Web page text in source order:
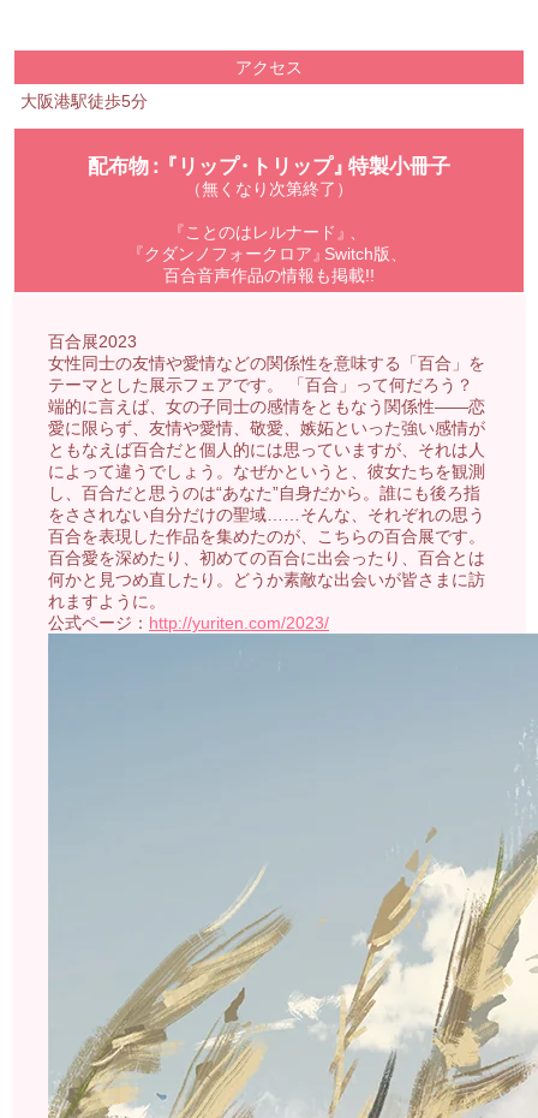
アクセス
大阪港駅徒歩5分
配布物：『 リップ・ トリップ』特製小冊子
（無くなり次第終了 ）
『ことのはレルナード 』
『クダンノフォークロア 』Switch版、
百合音声作品の情報も掲載!!
百合展2023
女性同士の友情や愛情などの関係性を意味する「百合」を
テーマとした展示フェアです。 「百合」って何だろう？
端的に言えば、女の子同士の感情をともなう関係性――恋
愛に限らず、友情や愛情、敬愛、嫉妬といった強い感情が
ともなえば百合だと個人的には思っていますが、それは人
によって違うでしょう。なぜかというと、彼女たちを観測
し、百合だと思うのは“あなた”自身だから。誰にも後ろ指
をさされない自分だけの聖域……そんな、それぞれの思う
百合を表現した作品を集めたのが、こちらの百合展です。
百合愛を深めたり、初めての百合に出会ったり、百合とは
何かと見つめ直したり。どうか素敵な出会いが皆さまに訪
れますように。
公式ページ： http://yuriten.com/2023/